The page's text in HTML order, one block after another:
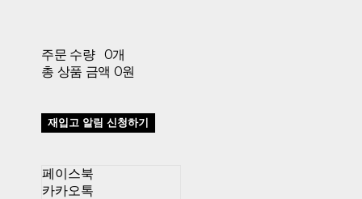
주문 수량
0개
총 상품 금액 0원
재입고 알림 신청하기
페이스북
카카오톡